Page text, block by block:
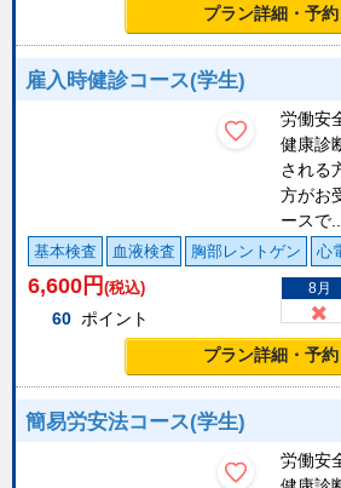
プラン詳細・予約
雇入時健診コース(学生)
労働安
健康診
される
方がお
ースで
基本検査 血液検査 胸部レントゲン 心
6,600 円 (税込)
60 ポイント
8月
プラン詳細・予約
簡易労安法コース(学生)
労働安